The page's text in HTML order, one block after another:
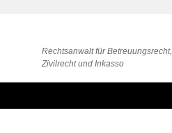
Rechtsanwalt für Betreuungsrecht,
Zivilrecht und Inkasso